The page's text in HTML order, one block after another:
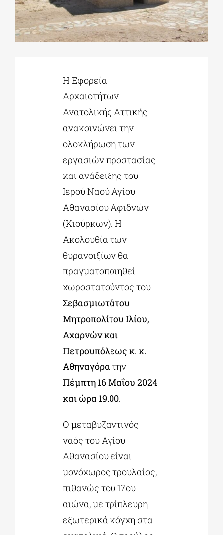
ΔΙΔΑΚΤΟΡΙΚΑ
ΠΟΛΙΤΙΣΤΙΚΟΙ ΦΟΡΕΙΣ
Η Εφορεία
Αρχαιοτήτων
Ανατολικής Αττικής
ανακοινώνει την
ολοκλήρωση των
εργασιών προστασίας
και ανάδειξης του
Ιερού Ναού Αγίου
Αθανασίου Αφιδνών
(Κιούρκων). Η
Ακολουθία των
θυρανοιξίων θα
πραγματοποιηθεί
χωροστατούντος του
Σεβασμιωτάτου
Μητροπολίτου Ιλίου,
Αχαρνών και
Πετρουπόλεως κ. κ.
Αθηναγόρα την
Πέμπτη 16 Μαΐου 2024
και ώρα 19.00.
Ο μεταβυζαντινός
ναός του Αγίου
Αθανασίου είναι
μονόχωρος τρουλαίος,
πιθανώς του 17ου
αιώνα, με τρίπλευρη
εξωτερικά κόγχη στα